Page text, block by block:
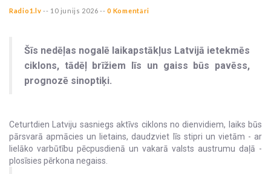
Radio1.lv -- 10 junijs 2026 -- 0 Komentāri
Šīs nedēļas nogalē laikapstākļus Latvijā ietekmēs
ciklons, tādēļ brīžiem līs un gaiss būs pavēss,
prognozē sinoptiķi.
Ceturtdien Latviju sasniegs aktīvs ciklons no dienvidiem, laiks būs
pārsvarā apmācies un lietains, daudzviet līs stipri un vietām - ar
lielāko varbūtību pēcpusdienā un vakarā valsts austrumu daļā -
plosīsies pērkona negaiss.